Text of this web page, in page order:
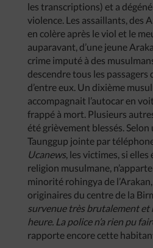
les transcriptions) et a
violence. Les assaillants, des
en colère après le viol et le
auparavant, d’une jeune
crime imputé à des
descendre tous les passagers
d’entre eux. Un dixième
accompagnait l’autocar en
frappé à mort. Plusieurs
été grièvement blessés.
Taunggup jointe par
Ucanews, les victimes, si
religion musulmane,
minorité rohingya de
originaires du centre de la
survenue très brutalement et
heure. La police n’a rien pu
rapporte encore cette